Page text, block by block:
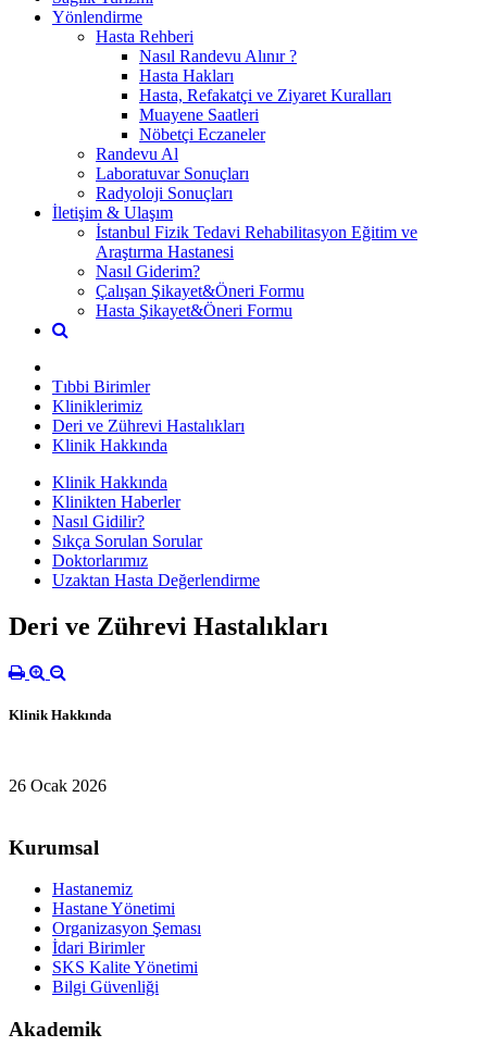
Yönlendirme
Hasta Rehberi
Nasıl Randevu Alınır ?
Hasta Hakları
Hasta, Refakatçi ve Ziyaret Kuralları
Muayene Saatleri
Nöbetçi Eczaneler
Randevu Al
Laboratuvar Sonuçları
Radyoloji Sonuçları
İletişim & Ulaşım
İstanbul Fizik Tedavi Rehabilitasyon Eğitim ve
Araştırma Hastanesi
Nasıl Giderim?
Çalışan Şikayet&Öneri Formu
Hasta Şikayet&Öneri Formu
Tıbbi Birimler
Kliniklerimiz
Deri ve Zührevi Hastalıkları
Klinik Hakkında
Klinik Hakkında
Klinikten Haberler
Nasıl Gidilir?
Sıkça Sorulan Sorular
Doktorlarımız
Uzaktan Hasta Değerlendirme
Deri ve Zührevi Hastalıkları
Klinik Hakkında
26 Ocak 2026
Kurumsal
Hastanemiz
Hastane Yönetimi
Organizasyon Şeması
İdari Birimler
SKS Kalite Yönetimi
Bilgi Güvenliği
Akademik